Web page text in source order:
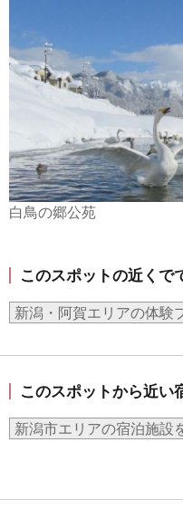
白鳥の郷公苑
このスポットの近くで
新潟・阿賀エリアの体験
このスポットから近い
新潟市エリアの宿泊施設